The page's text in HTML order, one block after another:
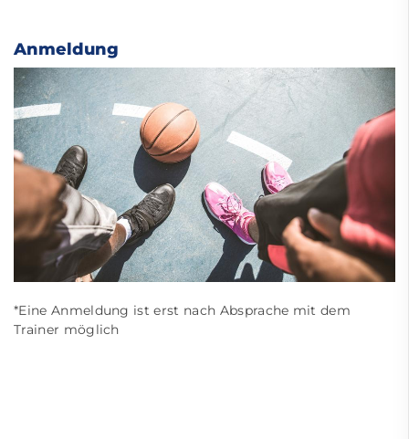
Anmeldung
*Eine Anmeldung ist erst nach Absprache mit dem
Trainer möglich